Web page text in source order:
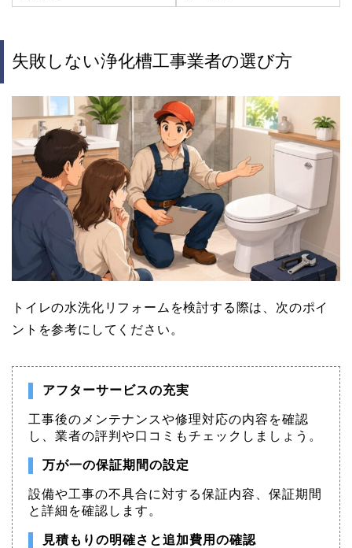
失敗しない浄化槽工事業者の選び方
トイレの水洗化リフォームを検討する際は、次のポイ
ントを参考にしてください。
アフターサービスの充実
工事後のメンテナンスや修理対応の内容を確認
し、業者の評判や口コミもチェックしましょう。
万が一の保証期間の設定
設備や工事の不具合に対する保証内容、保証期間
と詳細を確認します。
見積もりの明確さと追加費用の確認